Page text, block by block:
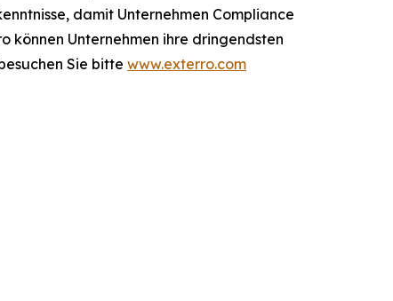
damit Unternehmen Compliance
können Unternehmen ihre dringendsten
Sie bitte www.exterro.com